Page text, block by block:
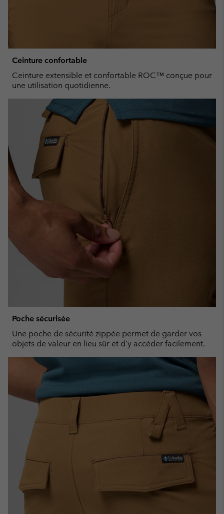
Ceinture confortable
Ceinture extensible et confortable ROC™ conçue pour
une utilisation quotidienne.
Poche sécurisée
Une poche de sécurité zippée permet de garder vos
objets de valeur en lieu sûr et d'y accéder facilement.